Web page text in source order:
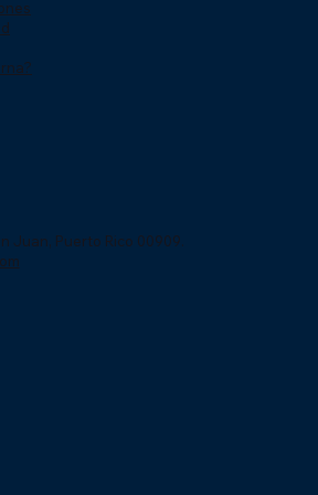
Juan, Puerto Rico 00909.